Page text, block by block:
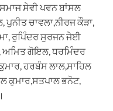
ਸੇਵੀ ਪਵਨ ਬਾਂਸਲ
ਚਾਵਲਾ,ਨੀਰਜ ਕੌੜਾ,
ਰੁਪਿੰਦਰ ਸੁਰਜਨ ਜੇਈ
ਅਮਿਤ ਗੋਇਲ, ਧਰਮਿੰਦਰ
ਹਰਬੰਸ ਲਾਲ,ਸਾਹਿਲ
ਕੁਮਾਰ,ਸਤਪਾਲ ਭਨੋਟ,